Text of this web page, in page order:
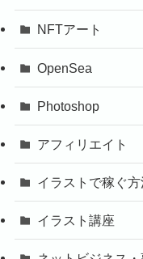
NFTアート
OpenSea
Photoshop
アフィリエイト
イラストで稼ぐ
イラスト講座